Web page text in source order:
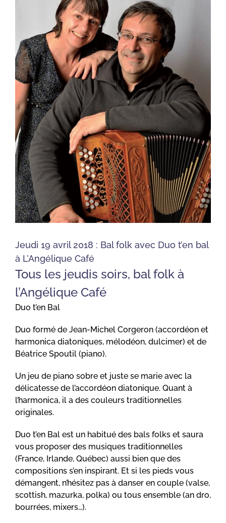
Jeudi 19 avril 2018 : Bal folk avec Duo t’en bal
à L’Angélique Café
Tous les jeudis soirs, bal folk à
l’Angélique Café
Duo t’en Bal
Duo formé de Jean-Michel Corgeron (accordéon et
harmonica diatoniques, mélodéon, dulcimer) et de
Béatrice Spoutil (piano).
Un jeu de piano sobre et juste se marie avec la
délicatesse de l’accordéon diatonique. Quant à
l’harmonica, il a des couleurs traditionnelles
originales.
Duo t’en Bal est un habitué des bals folks et saura
vous proposer des musiques traditionnelles
(France, Irlande, Québec) aussi bien que des
compositions s’en inspirant. Et si les pieds vous
démangent, n’hésitez pas à danser en couple (valse,
scottish, mazurka, polka) ou tous ensemble (an dro,
bourrées, mixers…).